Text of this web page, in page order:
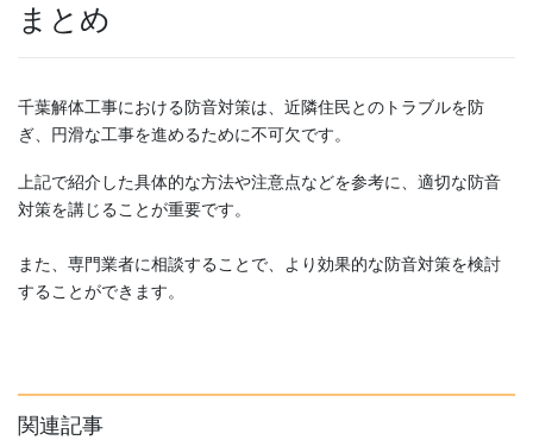
まとめ
千葉解体工事における防音対策は、近隣住民とのトラブルを防
ぎ、円滑な工事を進めるために不可欠です。
上記で紹介した具体的な方法や注意点などを参考に、適切な防音
対策を講じることが重要です。
また、専門業者に相談することで、より効果的な防音対策を検討
することができます。
関連記事